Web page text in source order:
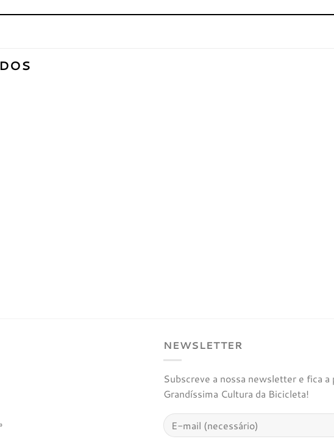
NEWSLETTER
Subscreve a nossa newsletter e fica a
Grandíssima Cultura da Bicicleta!